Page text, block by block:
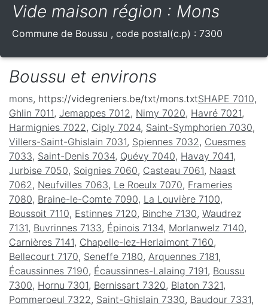
Vide maison région : Mons
Commune de Boussu , code postal(c.p) : 7300
Boussu et environs
mons, https://videgreniers.be/txt/mons.txtSHAPE 7010,
Ghlin 7011, Jemappes 7012 , Nimy 7020, Havré 7021,
Harmignies 7022 , Ciply 7024, Saint-Symphorien 7030,
Villers-Saint-Ghislain 7031, Spiennes 7032 , Cuesmes
7033, Saint-Denis 7034, Quévy 7040, Havay 7041,
Jurbise 7050, Soignies 7060, Casteau 7061, Naast
7062 , Neufvilles 7063, Le Roeulx 7070, Frameries
7080, Braine-le-Comte 7090, La Louvière 7100,
Boussoit 7110, Estinnes 7120, Binche 7130, Waudrez
7131, Buvrinnes 7133, Épinois 7134, Morlanwelz 7140,
Carnières 7141, Chapelle-lez-Herlaimont 7160,
Bellecourt 7170, Seneffe 7180, Arquennes 7181,
Écaussinnes 7190, Écaussinnes-Lalaing 7191, Boussu
7300, Hornu 7301, Bernissart 7320, Blaton 7321,
Pommeroeul 7322 , Saint-Ghislain 7330, Baudour 7331,